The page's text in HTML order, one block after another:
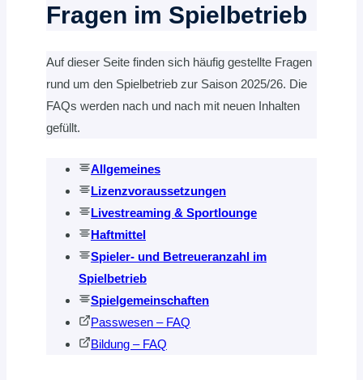
Fragen im Spielbetrieb
Auf dieser Seite finden sich häufig gestellte Fragen
rund um den Spielbetrieb zur Saison 2025/26. Die
FAQs werden nach und nach mit neuen Inhalten
gefüllt.
Allgemeines
Lizenzvoraussetzungen
Livestreaming & Sportlounge
Haftmittel
Spieler- und Betreueranzahl im
Spielbetrieb
Spielgemeinschaften
Passwesen – FAQ
Bildung – FAQ